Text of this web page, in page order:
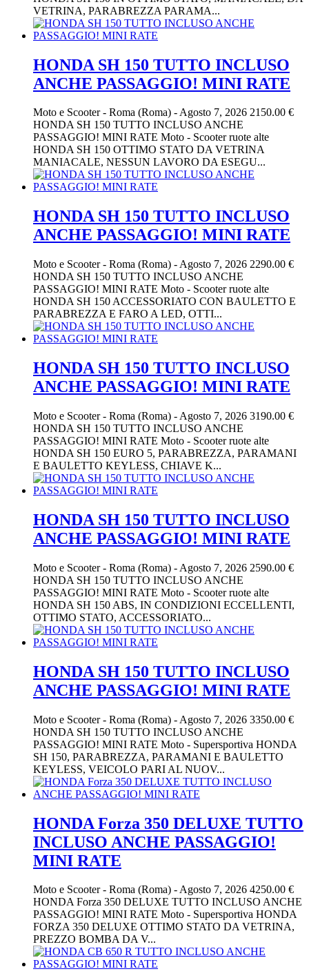
VETRINA, PARABREZZA PARAMA...
HONDA SH 150 TUTTO INCLUSO
ANCHE PASSAGGIO! MINI RATE
Moto e Scooter- Roma (Roma) -Agosto 7, 2026 2150.00 €
HONDA SH 150 TUTTO INCLUSO ANCHE
PASSAGGIO! MINI RATE Moto - Scooter ruote alte
HONDA SH 150 OTTIMO STATO DA VETRINA
MANIACALE, NESSUN LAVORO DA ESEGU...
HONDA SH 150 TUTTO INCLUSO
ANCHE PASSAGGIO! MINI RATE
Moto e Scooter- Roma (Roma) - Agosto 7, 2026 2290.00 €
HONDA SH 150 TUTTO INCLUSO ANCHE
PASSAGGIO! MINI RATE Moto - Scooter ruote alte
HONDA SH 150 ACCESSORIATO CON BAULETTO E
PARABREZZA E FARO A LED, OTTI...
HONDA SH 150 TUTTO INCLUSO
ANCHE PASSAGGIO! MINI RATE
Moto e Scooter- Roma (Roma) - Agosto 7, 2026 3190.00 €
HONDA SH 150 TUTTO INCLUSO ANCHE
PASSAGGIO! MINI RATE Moto - Scooter ruote alte
HONDA SH 150 EURO 5, PARABREZZA, PARAMANI
E BAULETTO KEYLESS, CHIAVE K...
HONDA SH 150 TUTTO INCLUSO
ANCHE PASSAGGIO! MINI RATE
Moto e Scooter- Roma (Roma) - Agosto 7, 2026 2590.00 €
HONDA SH 150 TUTTO INCLUSO ANCHE
PASSAGGIO! MINI RATE Moto - Scooter ruote alte
HONDA SH 150 ABS, IN CONDIZIONI ECCELLENTI,
OTTIMO STATO, ACCESSORIATO...
HONDA SH 150 TUTTO INCLUSO
ANCHE PASSAGGIO! MINI RATE
Moto e Scooter- Roma (Roma) - Agosto 7, 2026 3350.00 €
HONDA SH 150 TUTTO INCLUSO ANCHE
PASSAGGIO! MINI RATE Moto - Supersportiva HONDA
SH 150, PARABREZZA, PARAMANI E BAULETTO
KEYLESS, VEICOLO PARI AL NUOV...
HONDA Forza 350 DELUXE TUTTO
INCLUSO ANCHE PASSAGGIO!
MINI RATE
Moto e Scooter- Roma (Roma) -Agosto 7, 2026 4250.00 €
HONDA Forza 350 DELUXE TUTTO INCLUSO ANCHE
PASSAGGIO! MINI RATE Moto - Supersportiva HONDA
FORZA 350 DELUXE OTTIMO STATO DA VETRINA,
PREZZO BOMBA DA V...